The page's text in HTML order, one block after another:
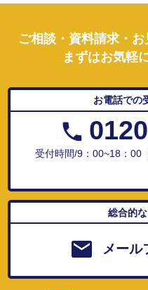
ご相談・資料請求・
まずはお気軽
お電話での
受付時間/9：00~18：00
総合的
メール